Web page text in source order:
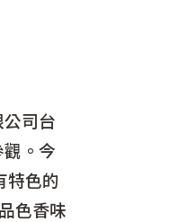
司台
。今
特色的
色香味